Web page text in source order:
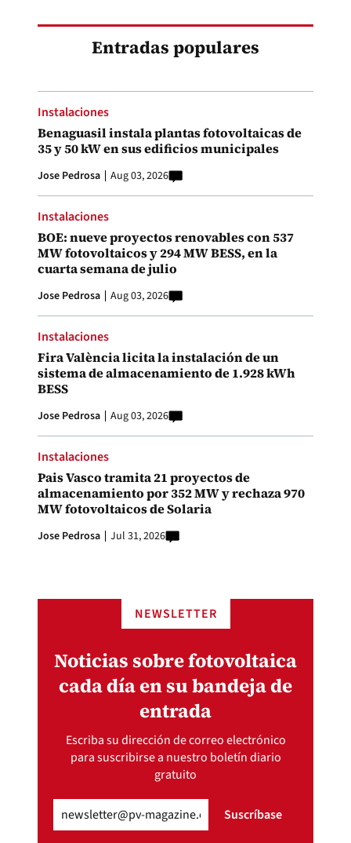
Entradas populares
Instalaciones
Benaguasil instala plantas fotovoltaicas de
35 y 50 kW en sus edificios municipales
Jose Pedrosa Aug 03, 2026
Instalaciones
BOE: nueve proyectos renovables con 537
MW fotovoltaicos y 294 MW BESS, en la
cuarta semana de julio
Jose Pedrosa Aug 03, 2026
Instalaciones
Fira València licita la instalación de un
sistema de almacenamiento de 1.928 kWh
BESS
Jose Pedrosa Aug 03, 2026
Instalaciones
Pais Vasco tramita 21 proyectos de
almacenamiento por 352 MW y rechaza 970
MW fotovoltaicos de Solaria
Jose Pedrosa Jul 31, 2026
NEWSLETTER
Noticias sobre fotovoltaica
cada día en su bandeja de
entrada
Escriba su dirección de correo electrónico
para suscribirse a nuestro boletín diario
gratuito
(Obligatorio) Suscríbase